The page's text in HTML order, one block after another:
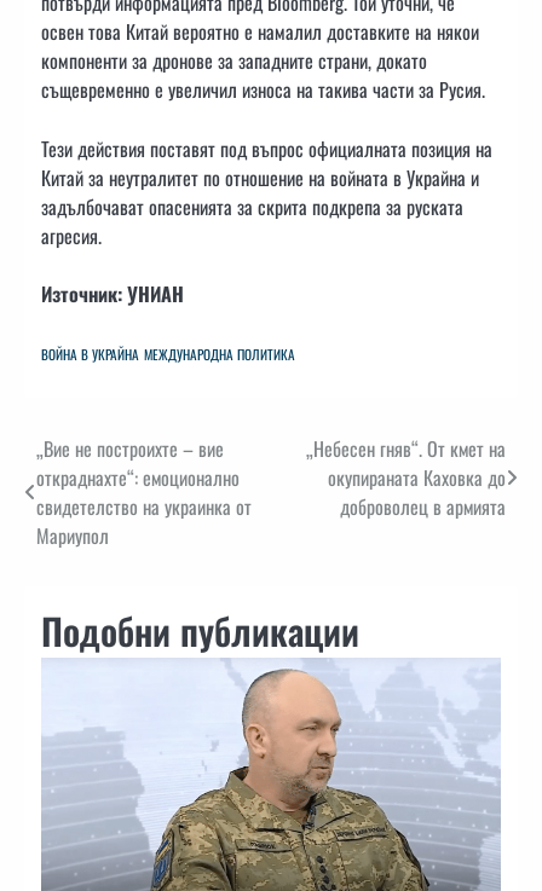
освен това Китай вероятно е намалил доставките на някои
компоненти за дронове за западните страни, докато
същевременно е увеличил износа на такива части за Русия.
Тези действия поставят под въпрос официалната позиция на
Китай за неутралитет по отношение на войната в Украйна и
задълбочават опасенията за скрита подкрепа за руската
агресия.
Източник: УНИАН
ВОЙНА В УКРАЙНА МЕЖДУНАРОДНА ПОЛИТИКА
Навигация
„Вие не построихте – вие
откраднахте“: емоционално
свидетелство на украинка от
Мариупол
„Небесен гняв“. От кмет на
окупираната Каховка до
доброволец в армията
Подобни публикации